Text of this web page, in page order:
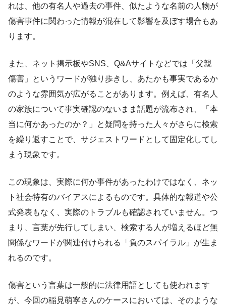
れは、他の有名人や過去の事件、似たような名前の人物が
傷害事件に関わった情報が混在して影響を及ぼす場合もあ
ります。
また、ネット掲示板やSNS、Q&Aサイトなどでは「父親
傷害」というワードが独り歩きし、あたかも事実であるか
のような雰囲気が広がることがあります。例えば、有名人
の家族について事実確認のないまま話題が流布され、「本
当に何かあったのか？」と疑問を持った人々がさらに検索
を繰り返すことで、サジェストワードとして固定化してし
まう現象です。
この現象は、実際に何か事件があったわけではなく、ネッ
ト社会特有のバイアスによるものです。具体的な報道や公
式発表もなく、実際のトラブルも確認されていません。つ
まり、言葉が先行してしまい、検索する人が増えるほど無
関係なワードが関連付けられる「負のスパイラル」が生ま
れるのです。
傷害という言葉は一般的に法律用語としても使われます
が、今回の稲見萌寧さんのケースにおいては、そのような